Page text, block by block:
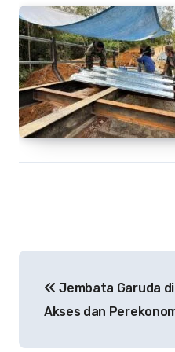
pos Jembata Garuda
Akses dan